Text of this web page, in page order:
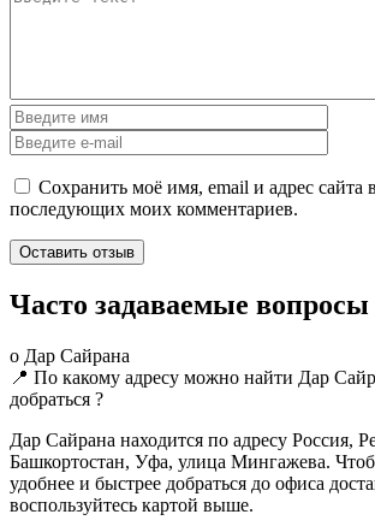
Сохранить моё имя, email и адрес сайта
последующих моих комментариев.
Часто задаваемые вопросы
о Дар Сайрана
📍 По какому адресу можно найти Дар
добраться ?
Дар Сайрана находится по адресу Россия,
Башкортостан, Уфа, улица Мингажева.
удобнее и быстрее добраться до офиса
воспользуйтесь картой выше.